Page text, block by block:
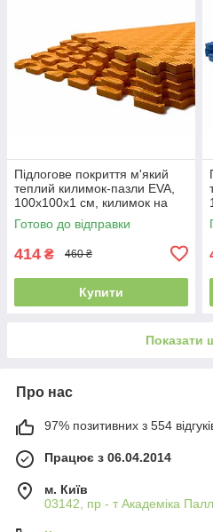
Підлогове покриття м'який
теплий килимок-пазли EVA,
100х100х1 см, килимок на
підлогу для дітей,
Помаранчевий
Готово до відправки
414 ₴ 460 ₴
Купити
Показати
Про нас
97% позитивних з 554
Працює з 06.04.2014
м. Київ
03142, пр - т Академіка